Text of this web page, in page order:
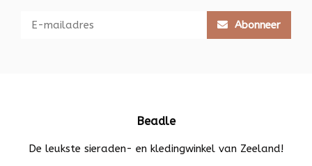
Abonneer
Beadle
De leukste sieraden- en kledingwinkel van Zeeland!